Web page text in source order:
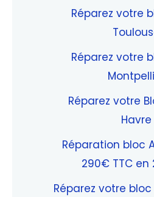
Réparez votre
Réparez votre
Réparez votre
Havre
Réparation bloc
290€ TTC
Réparez votre bloc